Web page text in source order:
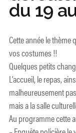
du 19
Cette année le thème
vos costumes !!
Quelques petits
L’accueil, le repas,
malheureusement
mais a la salle
Au programme cette